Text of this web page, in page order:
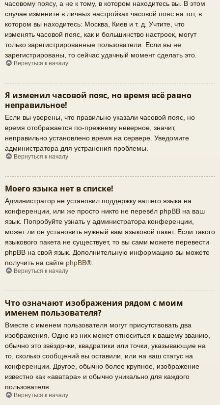
часовому поясу, а не к тому, в котором находитесь вы. В этом
случае измените в личных настройках часовой пояс на тот, в
котором вы находитесь: Москва, Киев и т. д. Учтите, что
изменять часовой пояс, как и большинство настроек, могут
только зарегистрированные пользователи. Если вы не
зарегистрированы, то сейчас удачный момент сделать это.
Вернуться к началу
Я изменил часовой пояс, но время всё равно
неправильное!
Если вы уверены, что правильно указали часовой пояс, но
время отображается по-прежнему неверное, значит,
неправильно установлено время на сервере. Уведомите
администратора для устранения проблемы.
Вернуться к началу
Моего языка нет в списке!
Администратор не установил поддержку вашего языка на
конференции, или же просто никто не перевёл phpBB на ваш
язык. Попробуйте узнать у администратора конференции,
может ли он установить нужный вам языковой пакет. Если такого
языкового пакета не существует, то вы сами можете перевести
phpBB на свой язык. Дополнительную информацию вы можете
получить на сайте phpBB®.
Вернуться к началу
Что означают изображения рядом с моим
именем пользователя?
Вместе с именем пользователя могут присутствовать два
изображения. Одно из них может относиться к вашему званию,
обычно это звёздочки, квадратики или точки, указывающие на
то, сколько сообщений вы оставили, или на ваш статус на
конференции. Другое, обычно более крупное, изображение
известно как «аватара» и обычно уникально для каждого
пользователя.
Вернуться к началу